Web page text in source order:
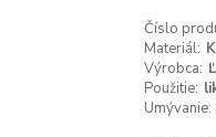
Číslo
Materiál:
Výrobca:
Použitie:
Umývanie: